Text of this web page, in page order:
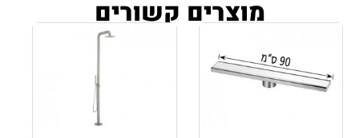
מוצרים קשורים